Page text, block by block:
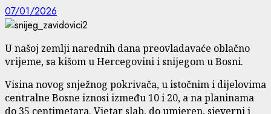
07/01/2026
U našoj zemlji narednih dana preovladavaće oblačno
vrijeme, sa kišom u Hercegovini i snijegom u Bosni.
Visina novog snježnog pokrivača, u istočnim i dijelovima
centralne Bosne iznosi između 10 i 20, a na planinama
do 35 centimetara. Vjetar slab, do umjeren, sjeverni i